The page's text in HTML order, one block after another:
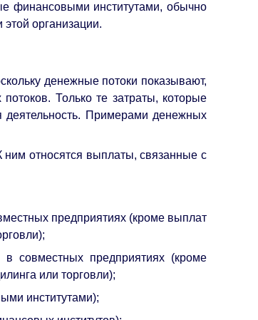
финансовыми институтами, обычно
организации.
денежные потоки показывают,
Только те затраты, которые
деятельность. Примерами денежных
ним относятся выплаты, связанные с
предприятиях (кроме выплат
совместных предприятиях (кроме
или торговли);
институтами);